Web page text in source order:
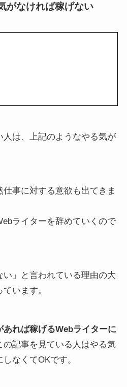
がなければ稼げない
は、上記のようなやる気が
事に対する意欲も出てきま
ライターを辞めていくので
い」と言われている理由の大
います。
あれば稼げるWebライターに
の記事を見ている人はやる気
なくてOKです。